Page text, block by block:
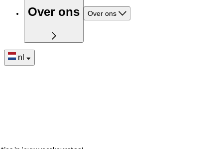
Over ons Over ons
nl